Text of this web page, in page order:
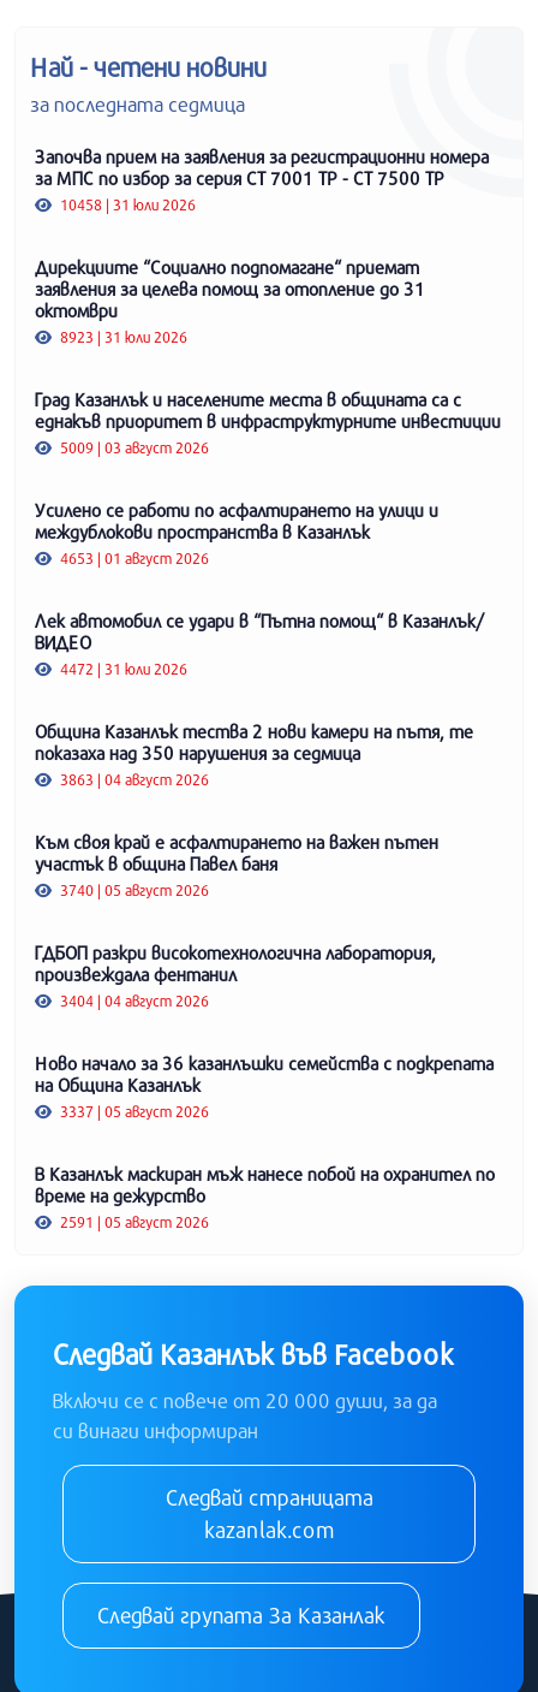
Най - четени новини
за последната седмица
Започва прием на заявления за регистрационни номера
за МПС по избор за серия СТ 7001 ТР - СТ 7500 ТР
10458 | 31 юли 2026
Дирекциите “Социално подпомагане“ приемат
заявления за целева помощ за отопление до 31
октомври
8923 | 31 юли 2026
Град Казанлък и населените места в общината са с
еднакъв приоритет в инфраструктурните инвестиции
5009 | 03 август 2026
Усилено се работи по асфалтирането на улици и
междублокови пространства в Казанлък
4653 | 01 август 2026
Лек автомобил се удари в “Пътна помощ“ в Казанлък/
ВИДЕО
4472 | 31 юли 2026
Община Казанлък тества 2 нови камери на пътя, те
показаха над 350 нарушения за седмица
3863 | 04 август 2026
Към своя край е асфалтирането на важен пътен
участък в община Павел баня
3740 | 05 август 2026
ГДБОП разкри високотехнологична лаборатория,
произвеждала фентанил
3404 | 04 август 2026
Ново начало за 36 казанлъшки семейства с подкрепата
на Община Казанлък
3337 | 05 август 2026
В Казанлък маскиран мъж нанесе побой на охранител по
време на дежурство
2591 | 05 август 2026
Следвай Казанлък във Facebook
Включи се с повече от 20 000 души, за да
си винаги информиран
Следвай страницата
kazanlak.com
Следвай групата За Казанлак